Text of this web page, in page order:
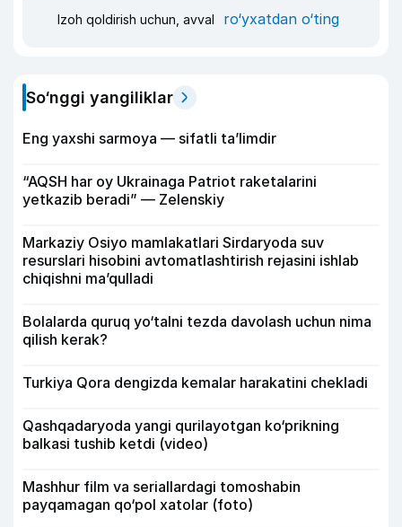
Izoh qoldirish uchun, avval ro‘yxatdan o‘ting
So‘nggi yangiliklar
Eng yaxshi sarmoya — sifatli ta’limdir
“AQSH har oy Ukrainaga Patriot raketalarini
yetkazib beradi” — Zelenskiy
Markaziy Osiyo mamlakatlari Sirdaryoda suv
resurslari hisobini avtomatlashtirish rejasini ishlab
chiqishni ma’qulladi
Bolalarda quruq yo‘talni tezda davolash uchun nima
qilish kerak?
Turkiya Qora dengizda kemalar harakatini chekladi
Qashqadaryoda yangi qurilayotgan ko‘prikning
balkasi tushib ketdi (video)
Mashhur film va seriallardagi tomoshabin
payqamagan qo‘pol xatolar (foto)